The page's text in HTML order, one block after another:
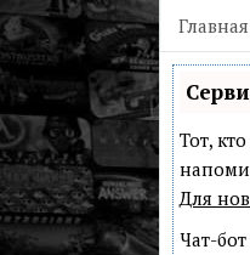
Главная
Тот,
Для
Чат-